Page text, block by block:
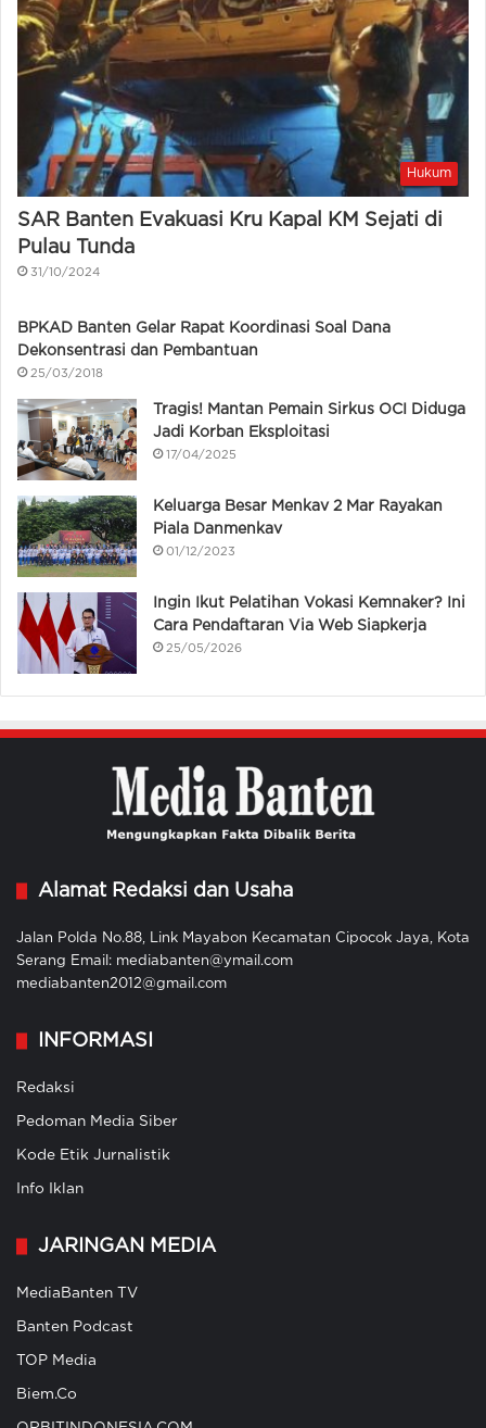
Hukum
SAR Banten Evakuasi Kru Kapal KM Sejati di
Pulau Tunda
31/10/2024
BPKAD Banten Gelar Rapat Koordinasi Soal Dana
Dekonsentrasi dan Pembantuan
25/03/2018
Tragis! Mantan Pemain Sirkus OCI Diduga
Jadi Korban Eksploitasi
17/04/2025
Keluarga Besar Menkav 2 Mar Rayakan
Piala Danmenkav
01/12/2023
Ingin Ikut Pelatihan Vokasi Kemnaker? Ini
Cara Pendaftaran Via Web Siapkerja
25/05/2026
Alamat Redaksi dan Usaha
Jalan Polda No.88, Link Mayabon Kecamatan Cipocok Jaya, Kota
Serang Email: mediabanten@ymail.com
mediabanten2012@gmail.com
INFORMASI
Redaksi
Pedoman Media Siber
Kode Etik Jurnalistik
Info Iklan
JARINGAN MEDIA
MediaBanten TV
Banten Podcast
TOP Media
Biem.Co